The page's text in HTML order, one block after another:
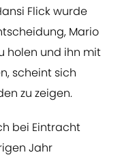
Flick wurde
Mario
holen und ihn mit
scheint sich
zu zeigen.
bei Eintracht
Jahr